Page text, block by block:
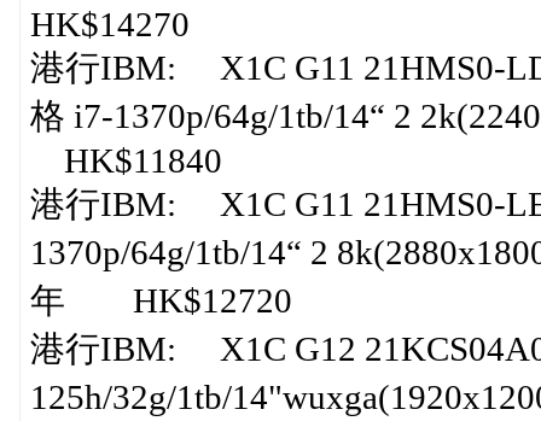
HK$14270
港行IBM: X1C G11 21HMS0-
格 i7-1370p/64g/1tb/14“ 2
HK$11840
港行IBM: X1C G11 21HMS0-
1370p/64g/1tb/14“ 2
年 HK$12720
港行IBM: X1C G12
125h/32g/1tb/